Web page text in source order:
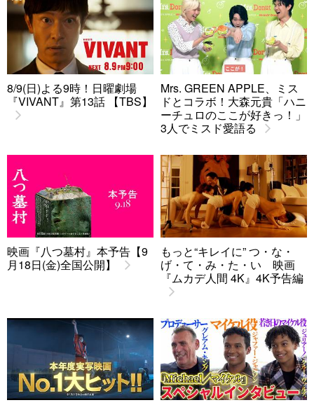
8/9(日)よる9時！日曜劇場
『VIVANT』第13話 【TBS】
Mrs. GREEN APPLE、ミス
ドとコラボ！大森元貴「ハニ
ーチュロのここが好きっ！」
3人でミスド愛語る
映画『八つ墓村』本予告【9
月18日(金)全国公開】
もっと“キレイに” つ・な・
げ・て・み・た・い 映画
『ムカデ人間 4K』4K予告編